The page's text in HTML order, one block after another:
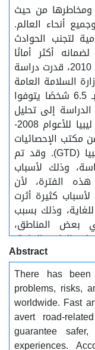
من حيث
أنحاء العالم.
لتجنب الحوادث
أكثر أمانًا
وكفاءة في القيادة. وبحسب إحصائيات 2010، قدرت دراسة
السلامة العامة
بليبيا(TSMPS) بان عدد الوفيات يقدر بـ 6.5 شخصًا يتوفوا
إلى تحليل
إحصائيات الحوادث المميتة للطرق في ليبيا للأعوام 2008-
من مكتب الإحصائيات
والمعلومات بالإدارة العامة للمرور بليبيا (GTD). وقد تم
هذه الدراسة، وذلك لأسباب
الفترة، لأن
إحصائيات الحوادث المرورية لعام 2011 لأسباب كثيرة أثرت
وذلك بسبب
بعض المناطق،
الطرق العامة.
على العوامل
مدى توفر
الرئيسية
أنواع الطريق.
بيانات إحصائية
حالة السلامة
والبحث عن
Abstract
There has
problems, risks,
worldwide. Fast
avert road-
guarantee
experiences.